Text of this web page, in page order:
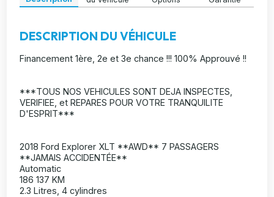
DESCRIPTION DU VÉHICULE
Financement 1ère, 2e et 3e chance !!! 100% Approuvé !!
***TOUS NOS VEHICULES SONT DEJA INSPECTES,
VERIFIEE, et REPARES POUR VOTRE TRANQUILITE
D'ESPRIT***
2018 Ford Explorer XLT **AWD** 7 PASSAGERS
**JAMAIS ACCIDENTÉE**
Automatic
186 137 KM
2.3 Litres, 4 cylindres